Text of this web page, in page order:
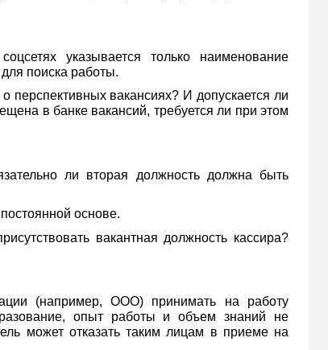
указывается только наименование
поиска работы.
вакансиях? И допускается ли
в банке вакансий, требуется ли при этом
ли вторая должность должна быть
основе.
вакантная должность кассира?
(например, ООО) принимать на работу
опыт работы и объем знаний не
может отказать таким лицам в приеме на